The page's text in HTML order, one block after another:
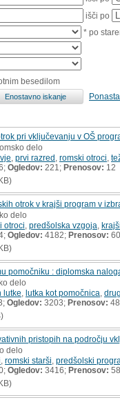
išči po
* po
besedilom
pri vključevanju v OŠ
delo
prvi razred romski otroci
Ogledov: 221; Prenosov: 12
otrok v krajši program v
delo
otroci predšolska vzgoja
Ogledov: 4182; Prenosov: 60
pomočniku : diplomska
delo
lutke lutka kot pomočnica
Ogledov: 3203; Prenosov: 48
pristopih na področju
delo
romski starši predšolski
Ogledov: 3416; Prenosov: 58